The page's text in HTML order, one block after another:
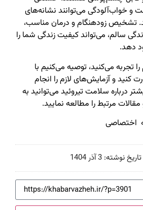
و خواب‌آلودگی می‌توانند نشانه‌های
تشخیص زودهنگام و درمان مناسب،
سالم، می‌تواند کیفیت زندگی شما را
دهد.
تجربه می‌کنید، توصیه می‌کنیم با
و آزمایش‌های لازم را انجام
درباره سلامت تیروئید می‌توانید به
مرتبط را مطالعه نمایید.
اختصاصی
تاریخ نوشته: 3 آذر 1404